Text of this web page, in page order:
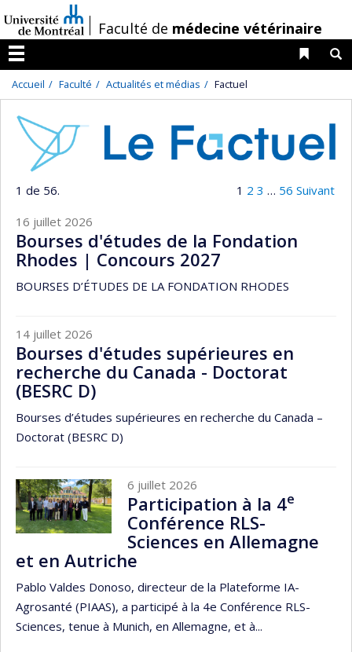
au
contenu
/Faculté de médecine vétérinaire
Menu
Liens
Accueil Faculté Actualités et médias Factuel
1 de 56. 1 2 3 … 56 Suivant
16 juillet 2026
Bourses d'études de la Fondation
Rhodes | Concours 2027
BOURSES D’ÉTUDES DE LA FONDATION RHODES
14 juillet 2026
Bourses d'études supérieures en
recherche du Canada - Doctorat
(BESRC D)
Bourses d’études supérieures en recherche du Canada –
Doctorat (BESRC D)
6 juillet 2026
Participation à la 4e
Conférence RLS-
Sciences en Allemagne
et en Autriche
Pablo Valdes Donoso, directeur de la Plateforme IA-
Agrosanté (PIAAS), a participé à la 4e Conférence RLS-
Sciences, tenue à Munich, en Allemagne, et à...